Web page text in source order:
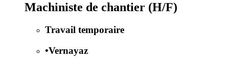
Machiniste de chantier (H/F)
Travail temporaire
•Vernayaz